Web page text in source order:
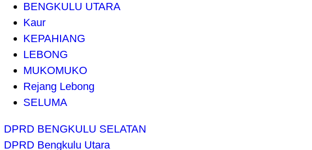
BENGKULU UTARA
Kaur
KEPAHIANG
LEBONG
MUKOMUKO
Rejang Lebong
SELUMA
DPRD BENGKULU SELATAN
DPRD Bengkulu Utara